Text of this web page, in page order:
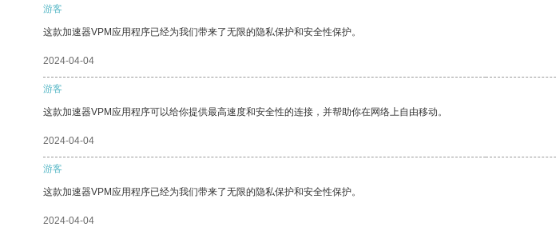
游客
这款加速器VPM应用程序已经为我们带来了无限的隐私保护和安全性保护。
2024-04-04
游客
这款加速器VPM应用程序可以给你提供最高速度和安全性的连接，并帮助你在网络上自由移动。
2024-04-04
游客
这款加速器VPM应用程序已经为我们带来了无限的隐私保护和安全性保护。
2024-04-04